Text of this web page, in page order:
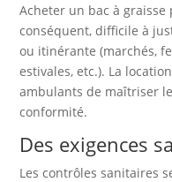
Acheter un bac à
conséquent, difficile à
ou itinérante (marchés,
estivales, etc.). La
ambulants de maîtriser
conformité.
Des exigences
Les contrôles sanitaires